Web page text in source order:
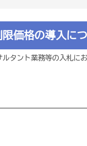
価格の導入に
タント業務等の入札に